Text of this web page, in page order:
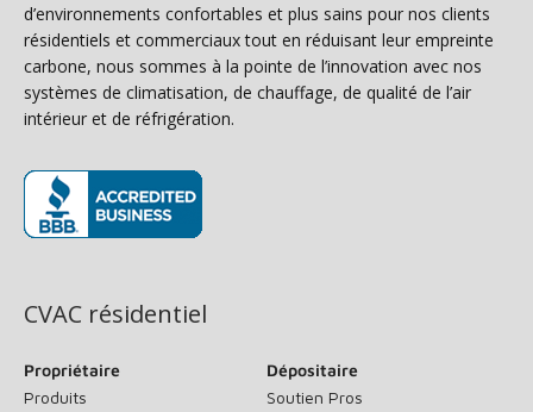
d’environnements confortables et plus sains pour nos clients
résidentiels et commerciaux tout en réduisant leur empreinte
carbone, nous sommes à la pointe de l’innovation avec nos
systèmes de climatisation, de chauffage, de qualité de l’air
intérieur et de réfrigération.
CVAC résidentiel
Propriétaire
Produits
Dépositaire
Soutien Pros